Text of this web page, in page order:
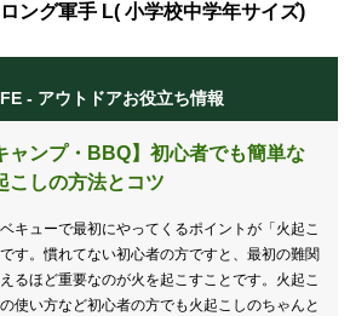
ング軍手 L( 小学校中学年サイズ)
- アウトドアお役立ち情報
ャンプ・BBQ】初心者でも簡単な
こしの方法とコツ
キューで最初にやってくるポイントが「火起こ
す。慣れてない初心者の方ですと、最初の難関
るほど重要なのが火を起こすことです。火起こ
使い方など初心者の方でも火起こしのちゃんと